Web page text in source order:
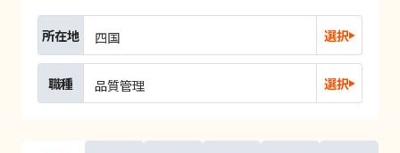
所在地 四国 選択
職種 品質管理 選択